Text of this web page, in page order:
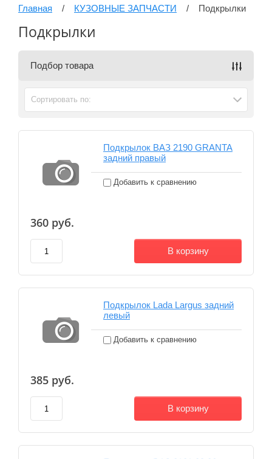
Главная / КУЗОВНЫЕ ЗАПЧАСТИ / Подкрылки
Подкрылки
Подбор товара
Сортировать по:
Подкрылок ВАЗ 2190 GRANTA
задний правый
Добавить к сравнению
360 руб.
В корзину
Подкрылок Lada Largus задний
левый
Добавить к сравнению
385 руб.
В корзину